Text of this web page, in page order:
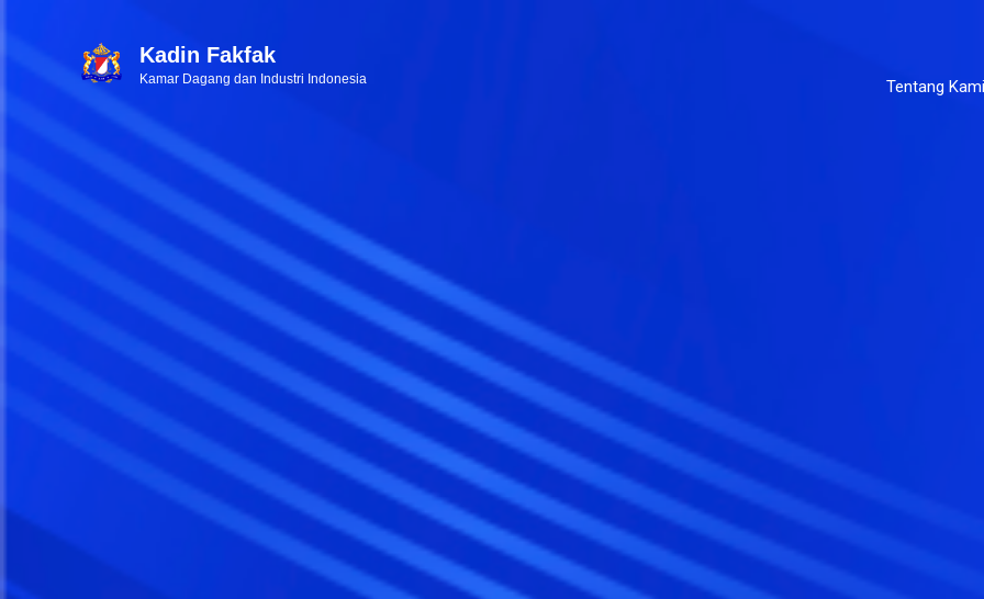
Kadin Fakfak
Kamar Dagang dan Industri Indonesia Tentang Kami